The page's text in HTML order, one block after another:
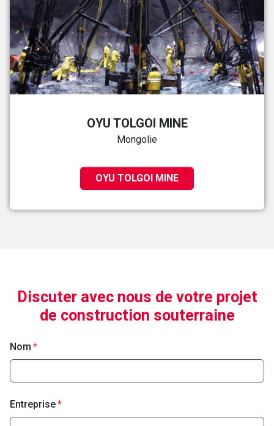
OYU TOLGOI MINE
Mongolie
OYU TOLGOI MINE
Discuter avec nous de votre projet
de construction souterraine
Nom
Entreprise